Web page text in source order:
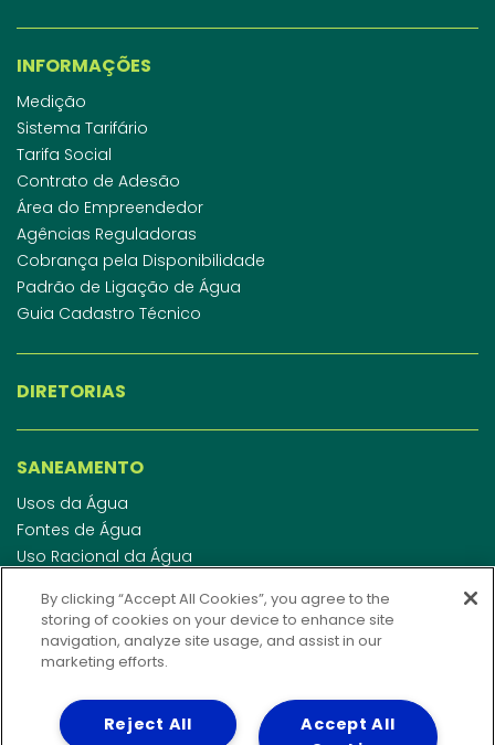
INFORMAÇÕES
Medição
Sistema Tarifário
Tarifa Social
Contrato de Adesão
Área do Empreendedor
Agências Reguladoras
Cobrança pela Disponibilidade
Padrão de Ligação de Água
Guia Cadastro Técnico
DIRETORIAS
SANEAMENTO
Usos da Água
Fontes de Água
Uso Racional da Água
Esgotamento Sanitário
Regulamento de Água e Esgoto
Indicadores de qualidade da água
INVESTIDORES
By clicking “Accept All Cookies”, you agree to the
storing of cookies on your device to enhance site
navigation, analyze site usage, and assist in our
marketing efforts.
Accept All
Reject All